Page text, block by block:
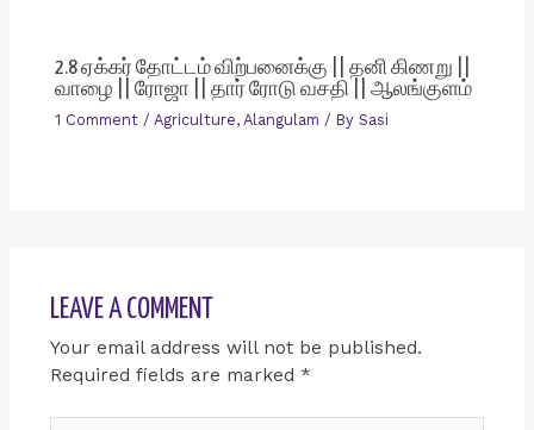
2.8 ஏக்கர் தோட்டம் விற்பனைக்கு || தனி கிணறு ||
வாழை || ரோஜா || தார் ரோடு வசதி || ஆலங்குளம்
1 Comment / Agriculture, Alangulam / By Sasi
LEAVE A COMMENT
Your email address will not be published.
Required fields are marked *